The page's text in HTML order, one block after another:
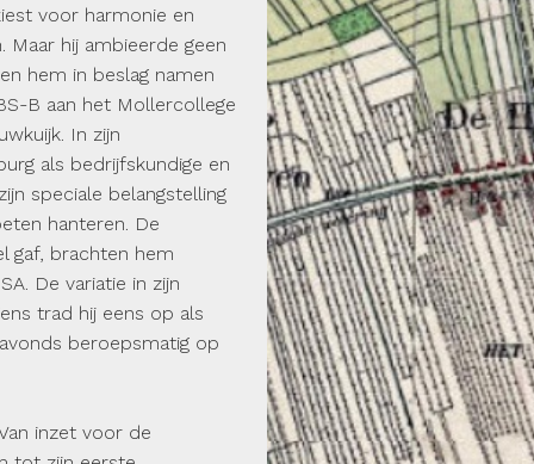
voor harmonie en
hij ambieerde geen
hem in beslag namen
B aan het Mollercollege
In zijn
als bedrijfskundige en
speciale belangstelling
hanteren. De
gaf, brachten hem
De variatie in zijn
trad hij eens op als
beroepsmatig op
inzet voor de